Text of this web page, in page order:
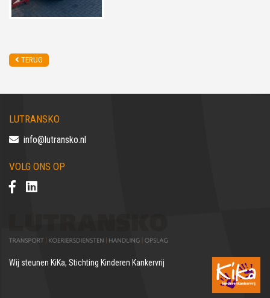
TERUG
LUTRANSKO
info@lutransko.nl
VOLG ONS OP
Wij steunen KiKa, Stichting Kinderen Kankervrij